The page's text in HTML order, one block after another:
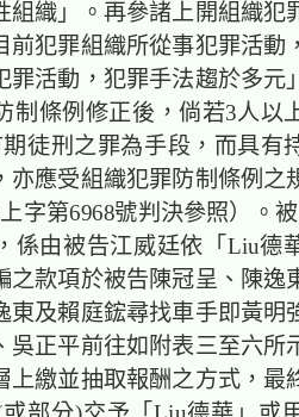
組織」。再參諸上開組織犯
前犯罪組織所從事犯罪活動
罪活動，犯罪手法趨於多元
制條例修正後，倘若3人以
徒刑之罪為手段，而具有
亦應受組織犯罪防制條例之
字第6968號判決參照）。
係由被告江威廷依「Liu德
之款項於被告陳冠呈、陳逸
東及賴庭鋐尋找車手即黃明
吳正平前往如附表三至六所
上繳並抽取報酬之方式，最